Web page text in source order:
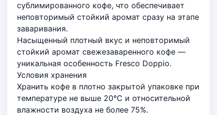
сублимированного кофе, что обеспечивает
неповторимый стойкий аромат сразу на этапе
заваривания.
Насыщенный плотный вкус и неповторимый
стойкий аромат свежезаваренного кофе —
уникальная особенность Fresco Doppio.
Условия хранения
Хранить кофе в плотно закрытой упаковке при
температуре не выше 20°C и относительной
влажности воздуха не более 75%.